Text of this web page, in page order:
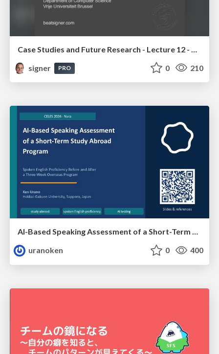
signer
PRO 0 210
AI-Based Speaking Assessment of a Short-Term Study Abroad Program
uranoken
0 400